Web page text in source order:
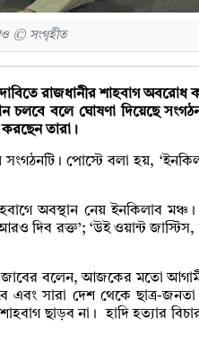
© সংগৃহীত
রাজধানীর শাহবাগ অবরোধ
চলবে বলে ঘোষণা দিয়েছে
তারা।
পোস্টে বলা হয়,
অবস্থান নেয় ইনকিলাব
দিব রক্ত’; ‘উই ওয়ান্ট জাস্টিস,
জাবের বলেন, আজকের মতো
সারা দেশ থেকে ছাত্র-
ছাড়ব না। হাদি হত্যার